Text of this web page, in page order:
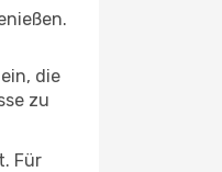
die
zu
Für